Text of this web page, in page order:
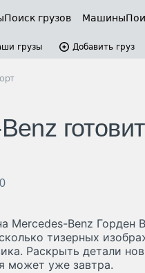
Поиск грузов Машины
грузы Добавить груз
Mercedes-Benz Горден
тизерных
Раскрыть детали
может уже завтра.